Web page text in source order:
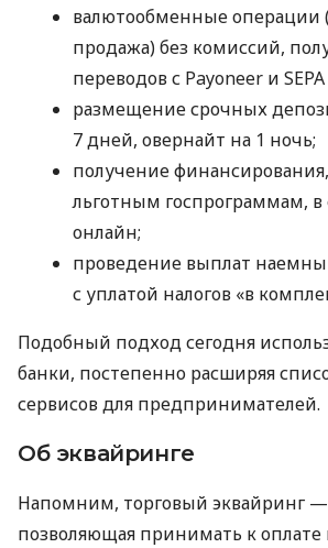
валютообменные операции
продажа) без комиссий,
переводов с Payoneer и
размещение срочных
7 дней, овернайт на 1 ночь;
получение
льготным госпрограммам,
онлайн;
проведение выплат
с уплатой налогов «в
Подобный подход сегодня
банки, постепенно расширяя
сервисов для предпринимателей.
Об эквайринге
Напомним, торговый эквайринг —
позволяющая принимать к оплате